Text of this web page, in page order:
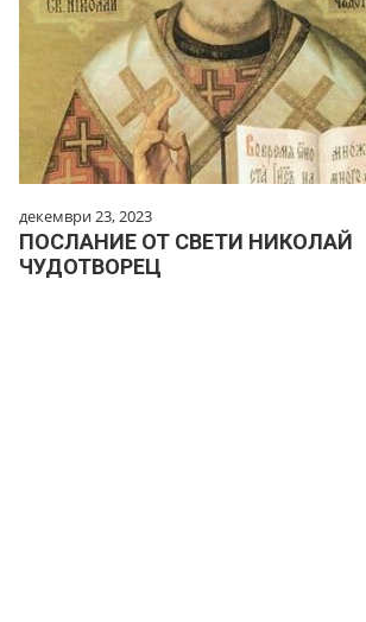
декември 23, 2023
ПОСЛАНИЕ ОТ СВЕТИ НИКОЛАЙ
ЧУДОТВОРЕЦ